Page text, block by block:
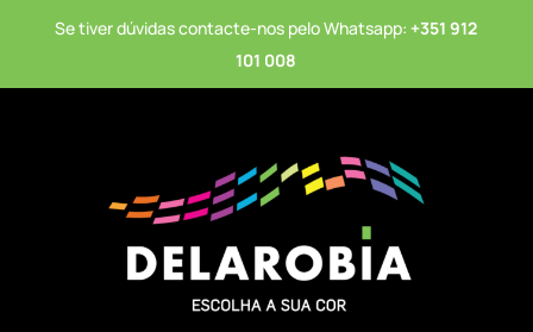
Se tiver dúvidas contacte-nos pelo Whatsapp: +351 912
101 008